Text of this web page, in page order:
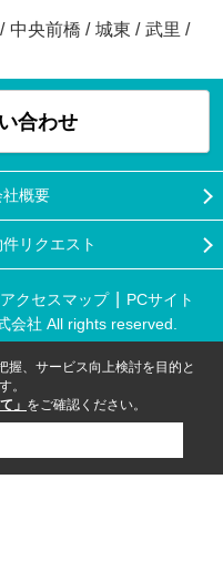
/ 中央前橋 / 城東 / 武里 /
合わせ
社概要
件リクエスト
アクセスマップ
PCサイト
会社 All rights reserved.
握、サービス向上検討を目的と
。
」 をご確認ください。